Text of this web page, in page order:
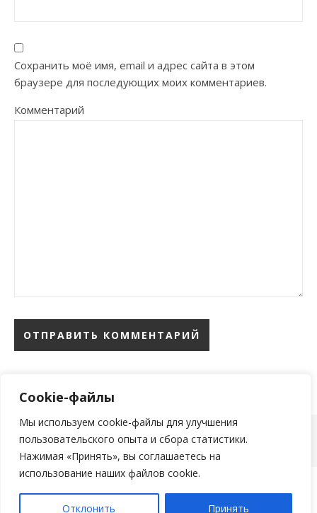
Cookie-файлы
Мы используем cookie-файлы для улучшения
пользовательского опыта и сбора статистики.
Нажимая «Принять», вы соглашаетесь на
использование наших файлов cookie.
Отклонить Принять
Сохранить моё имя, email и адрес сайта в этом
браузере для последующих моих комментариев.
Комментарий
тема Ashe отWP Royal.